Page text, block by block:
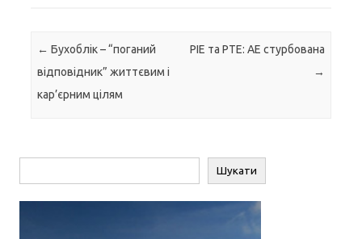
Навігація по запису
← Бухоблік – “поганий
відповідник” життєвим і
кар’єрним цілям
PIE та РТЕ: АЕ стурбована
→
Шукати